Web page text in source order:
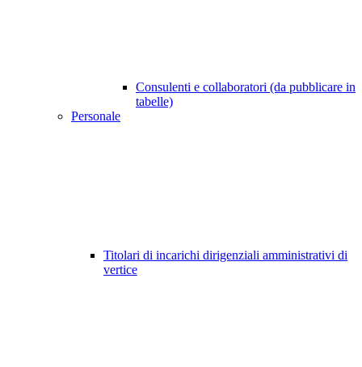
Consulenti e collaboratori (da pubblicare in
tabelle)
Personale
Titolari di incarichi dirigenziali amministrativi di
vertice